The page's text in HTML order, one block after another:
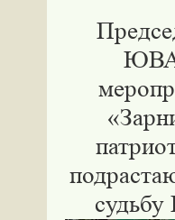
судьбу